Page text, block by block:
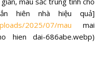
hiên nhà hiệu quả]
2025/07/mau mai
dai-686abe.webp)